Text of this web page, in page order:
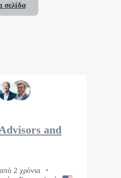
σελίδα
and
2 χρόνια